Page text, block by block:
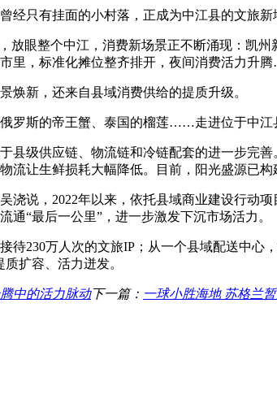
经只有挂面的小村落，正成为中江县的文旅新
放眼整个中江，消费新场景正不断涌现：凯
里，标准化摊位整齐排开，夜间消费活力升
焕新，还来自县域消费供给的提质升级。
罗斯的帝王蟹、泰国的榴莲……走进位于中江
县级供应链、物流链和冷链配套的进一步完
流让生鲜损耗大幅降低。目前，阳光盛源已
浇说，2022年以来，依托县域商业建设行动
通“最后一公里”，进一步激发下沉市场活力。
待230万人次的文旅IP；从一个县域配送中
扩容、活力迸发。
中的活力脉动下一篇： 一球小胜海地 苏格兰